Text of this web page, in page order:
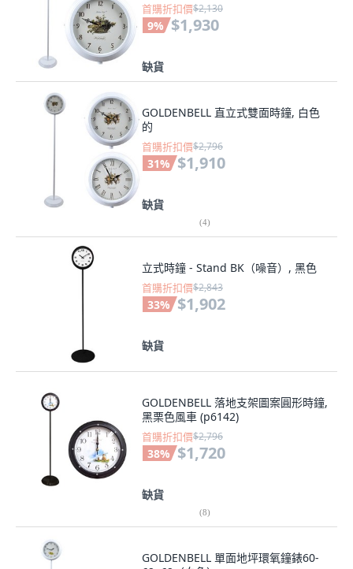
首購折扣價$2,130
9% $1,930
缺貨
GOLDENBELL 直立式雙面時鐘, 白色
的
首購折扣價$2,796
31% $1,910
缺貨
(4)
立式時鐘 - Stand BK（噪音）, 黑色
首購折扣價$2,843
33% $1,902
缺貨
GOLDENBELL 落地支架圖案圓形時鐘,
黑栗色風車 (p6142)
首購折扣價$2,796
38% $1,720
缺貨
(8)
GOLDENBELL 單面地坪環氧鐘錶60-